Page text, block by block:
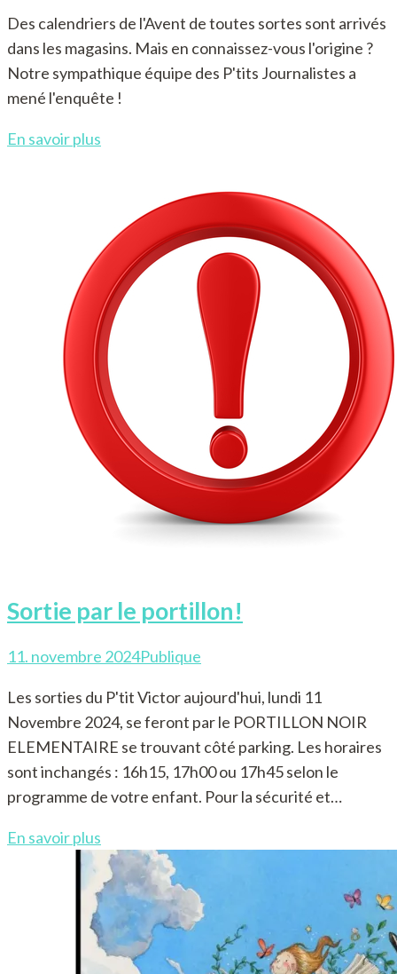
Des calendriers de l'Avent de toutes sortes sont arrivés
dans les magasins. Mais en connaissez-vous l'origine ?
Notre sympathique équipe des P'tits Journalistes a
mené l'enquête !
En savoir plus
Sortie par le portillon!
11. novembre 2024Publique
Les sorties du P'tit Victor aujourd'hui, lundi 11
Novembre 2024, se feront par le PORTILLON NOIR
ELEMENTAIRE se trouvant côté parking. Les horaires
sont inchangés : 16h15, 17h00 ou 17h45 selon le
programme de votre enfant. Pour la sécurité et…
En savoir plus